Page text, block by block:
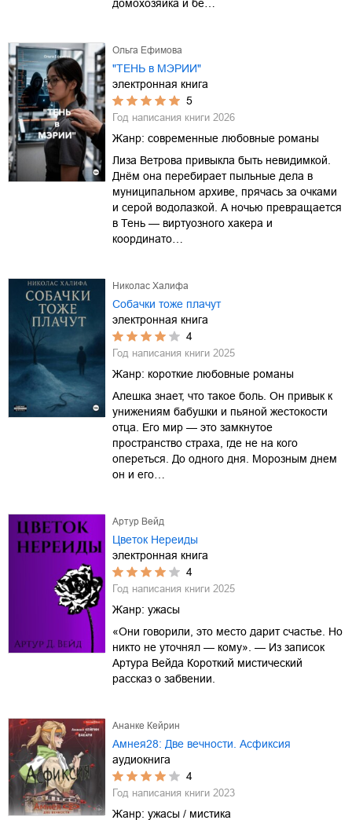
домохозяйка и бе…
Ольга Ефимова
"ТЕНЬ в МЭРИИ"
электронная книга
5
Год написания книги 2026
Жанр: современные любовные романы
Лиза Ветрова привыкла быть невидимкой.
Днём она перебирает пыльные дела в
муниципальном архиве, прячась за очками
и серой водолазкой. А ночью превращается
в Тень — виртуозного хакера и
координато…
Николас Халифа
Собачки тоже плачут
электронная книга
4
Год написания книги 2025
Жанр: короткие любовные романы
Алешка знает, что такое боль. Он привык к
унижениям бабушки и пьяной жестокости
отца. Его мир — это замкнутое
пространство страха, где не на кого
опереться. До одного дня. Морозным днем
он и его…
Артур Вейд
Цветок Нереиды
электронная книга
4
Год написания книги 2025
Жанр: ужасы
«Они говорили, это место дарит счастье. Но
никто не уточнял — кому». — Из записок
Артура Вейда Короткий мистический
рассказ о забвении.
Ананке Кейрин
Амнея28: Две вечности. Асфиксия
аудиокнига
4
Год написания книги 2023
Жанр: ужасы / мистика